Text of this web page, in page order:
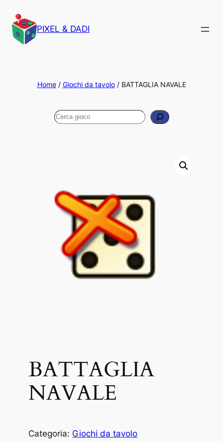
PIXEL & DADI
Home/ Giochi da tavolo/ BATTAGLIA NAVALE
Cerca
BATTAGLIA
NAVALE
Categoria: Giochi da tavolo